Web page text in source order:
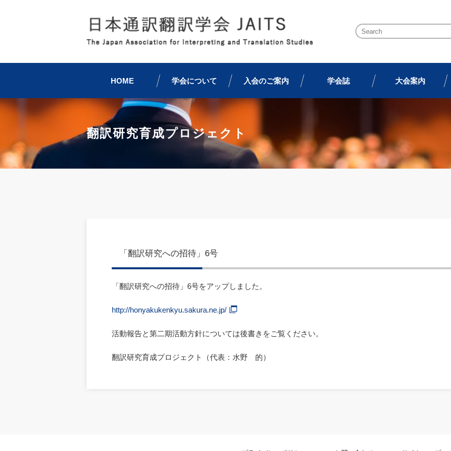
HOME 学会について 入会のご案内 学会誌 大会案内
翻訳研究育成プロジェクト
「翻訳研究への招待」6号
「翻訳研究への招待」6号をアップしました。
http://honyakukenkyu.sakura.ne.jp/
活動報告と第二期活動方針については後書きをご覧ください。
翻訳研究育成プロジェクト（代表：水野 的）